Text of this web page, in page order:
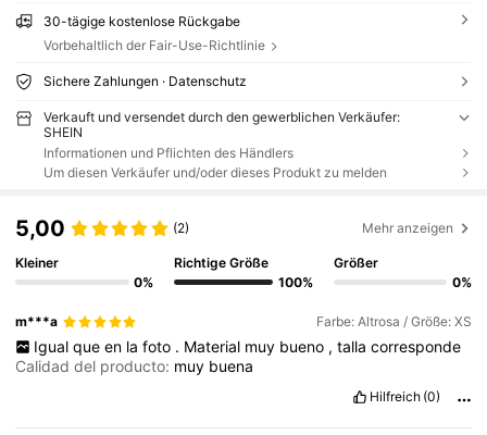
30-tägige kostenlose Rückgabe
Vorbehaltlich der Fair-Use-Richtlinie
Sichere Zahlungen · Datenschutz
Verkauft und versendet durch den gewerblichen Verkäufer:
SHEIN
Informationen und Pflichten des Händlers
Um diesen Verkäufer und/oder dieses Produkt zu melden
5,00 (2) Mehr anzeigen
Kleiner
0%
Richtige Größe
100%
Größer
0%
m***a Farbe: Altrosa / Größe: XS
Igual que en la foto . Material muy bueno , talla corresponde
Calidad del producto: muy buena
Hilfreich (0)